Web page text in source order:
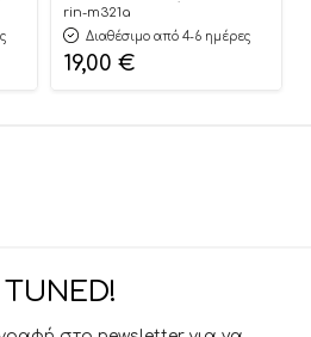
Διακοσμητικό
Κρεμαστό 3cm (50
τεμάχια) | Μ321Α
Riniotis
rin-m321a
Διαθέσιμο από 4-6 ημέρες
19,00 €
TUNED!